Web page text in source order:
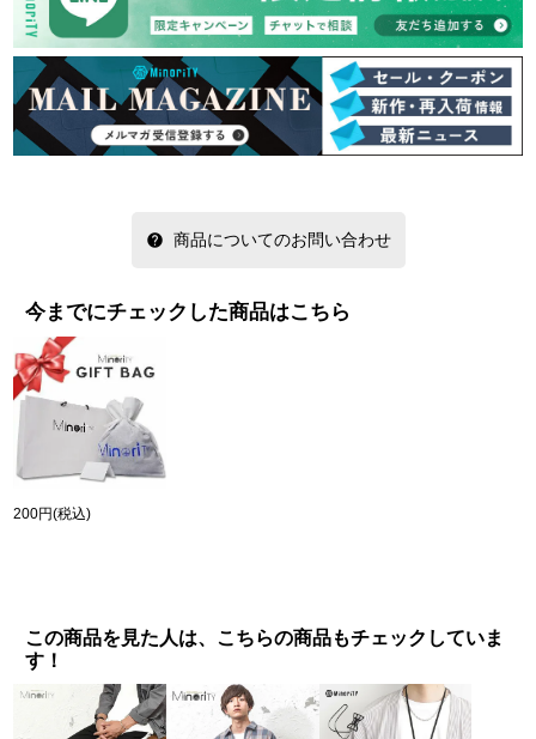
商品についてのお問い合わせ
今までにチェックした商品はこちら
200円(税込)
この商品を見た人は、こちらの商品もチェックしていま
す！